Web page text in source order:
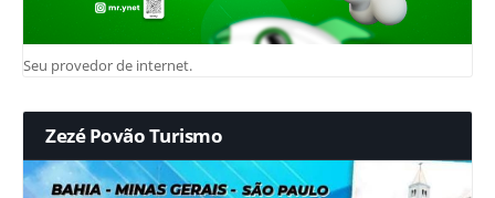
Seu provedor de internet.
Zezé Povão Turismo